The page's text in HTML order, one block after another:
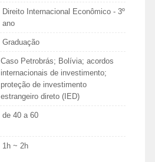
Direito Internacional Econômico - 3º
ano
Graduação
Caso Petrobrás; Bolívia; acordos
internacionais de investimento;
proteção de investimento
estrangeiro direto (IED)
de 40 a 60
1h ~ 2h